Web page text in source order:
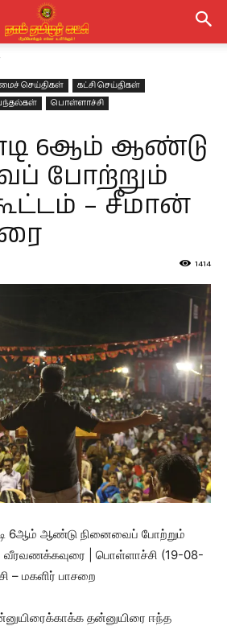
செய்திகள்
கட்சி செய்திகள்
பொள்ளாச்சி
6ஆம் ஆண்டு
போற்றும்
– சீமான்
1414
6ஆம் ஆண்டு நினைவைப் போற்றும்
வீரவணக்கவுரை | பொள்ளாச்சி (19-08-
– மகளிர் பாசறை
தன்னுயிரை ஈந்த